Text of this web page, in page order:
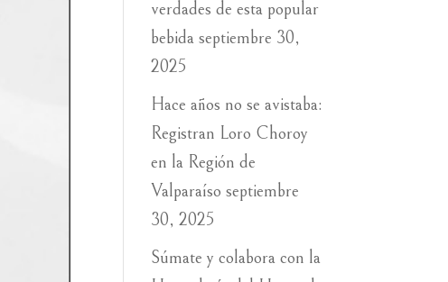
verdades de esta popular
bebida septiembre 30,
2025
Hace años no se avistaba:
Registran Loro Choroy
en la Región de
Valparaíso septiembre
30, 2025
Súmate y colabora con la